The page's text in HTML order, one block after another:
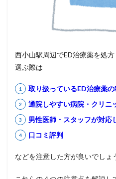
西小山駅周辺でED治療薬を処
選ぶ際は
取り扱っているED治療薬
通院しやすい病院・クリニ
男性医師・スタッフが対応
口コミ評判
などを注意した方が良いでしょ